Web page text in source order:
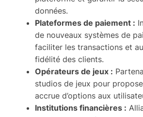
données.
Plateformes de paiement :
de nouveaux systèmes de
faciliter les transactions et
fidélité des clients.
Opérateurs de jeux :
studios de jeux pour
accrue d’options aux
Institutions financières :